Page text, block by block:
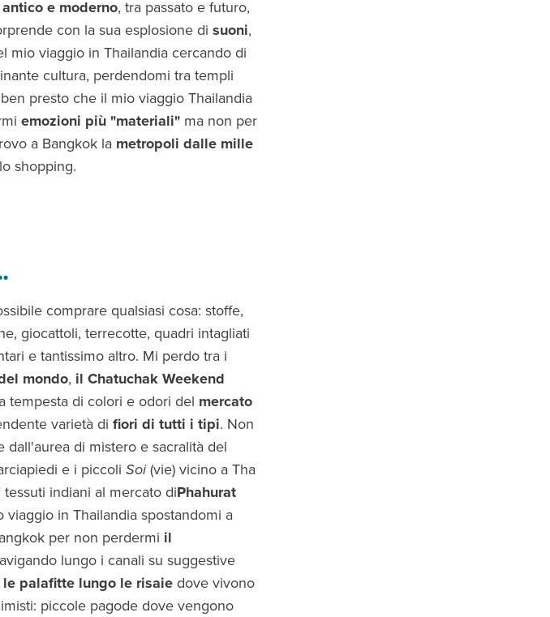
e moderno, tra passato e futuro,
con la sua esplosione di suoni,
mio viaggio in Thailandia cercando di
cultura, perdendomi tra templi
presto che il mio viaggio Thailandia
emozioni più "materiali" ma non per
a Bangkok la metropoli dalle mille
shopping.
comprare qualsiasi cosa: stoffe,
giocattoli, terrecotte, quadri intagliati
e tantissimo altro. Mi perdo tra i
mondo, il Chatuchak Weekend
tempesta di colori e odori del mercato
varietà di fiori di tutti i tipi. Non
dall'aurea di mistero e sacralità del
e i piccoli Soi(vie) vicino a Tha
indiani al mercato diPhahurat
in Thailandia spostandomi a
per non perdermi il
lungo i canali su suggestive
le palafitte lungo le risaie dove vivono
piccole pagode dove vengono